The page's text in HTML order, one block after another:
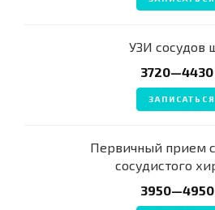
УЗИ сосудов
3720—4430
ЗАПИСАТЬСЯ
Первичный прием
сосудистого
3950—4950